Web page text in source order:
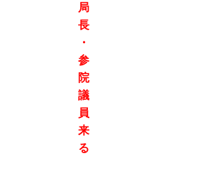
局
長
・
参
院
議
員
来
る